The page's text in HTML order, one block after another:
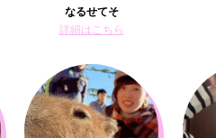
なるせてそ
詳細はこちら